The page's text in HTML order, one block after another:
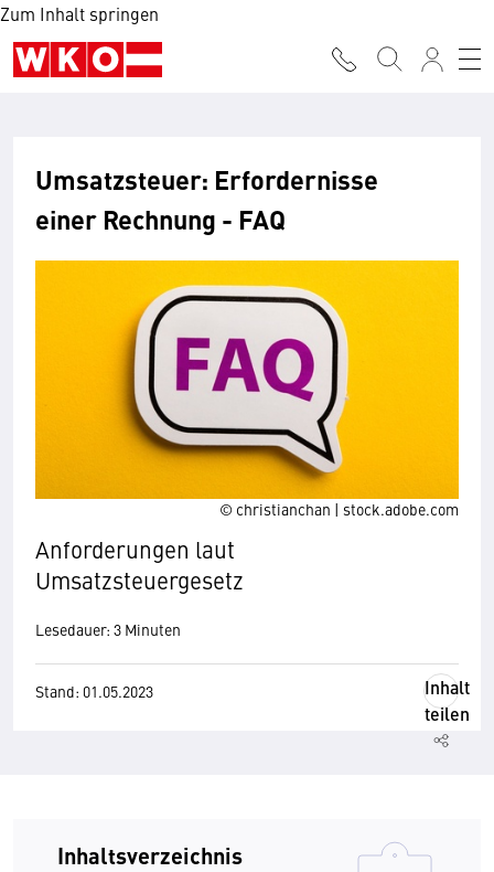
Zum Inhalt springen
© christianchan | stock.adobe.com
Umsatzsteuer: Erfordernisse
einer Rechnung - FAQ
Anforderungen laut
Umsatzsteuergesetz
Lesedauer: 3 Minuten
Stand: 01.05.2023
Inhalt
teilen
Inhaltsverzeichnis